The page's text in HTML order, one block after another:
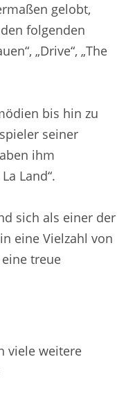
gelobt,
folgenden
„Drive“, „The
bis hin zu
seiner
ihm
Land“.
sich als einer der
eine Vielzahl von
treue
viele weitere